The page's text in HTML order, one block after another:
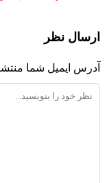
ارسال نظر
آدرس ایمیل شما